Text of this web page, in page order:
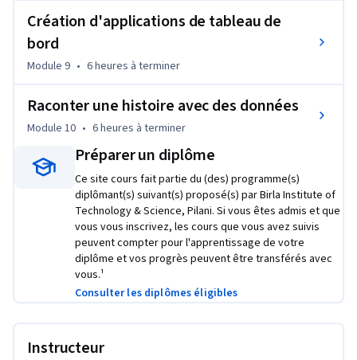
Création d'applications de tableau de
bord
Module 9 • 6 heures à terminer
Raconter une histoire avec des données
Module 10 • 6 heures à terminer
Préparer un diplôme
Ce site cours fait partie du (des) programme(s)
diplômant(s) suivant(s) proposé(s) par Birla Institute of
Technology & Science, Pilani. Si vous êtes admis et que
vous vous inscrivez, les cours que vous avez suivis
peuvent compter pour l'apprentissage de votre
diplôme et vos progrès peuvent être transférés avec
vous.¹
Consulter les diplômes éligibles
Instructeur